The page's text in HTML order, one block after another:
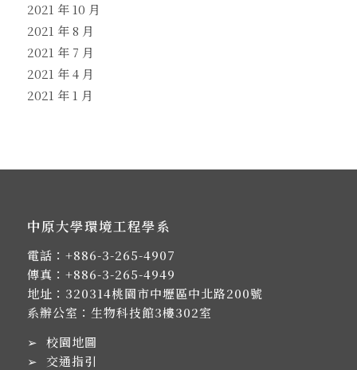
2021 年 10 月
2021 年 8 月
2021 年 7 月
2021 年 4 月
2021 年 1 月
中原大學環境工程學系
電話： +886-3-265-4907
傳真：+886-3-265-4949
地址： 320314桃園市中壢區中北路200號
系辦公室：生物科技館3樓302室
➢ 校園地圖
➢ 交通指引